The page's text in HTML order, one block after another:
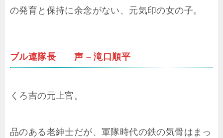
の発育と保持に余念がない、元気印の女の子。
ブル連隊長 声 – 滝口順平
くろ吉の元上官。
品のある老紳士だが、軍隊時代の鉄の気骨はまっ